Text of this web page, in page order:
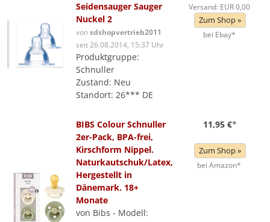
Seidensauger Sauger
Nuckel 2
vonsdshopvertrieb2011
seit 26.08.2014, 15:37 Uhr
Produktgruppe:
Schnuller
Zustand: Neu
Standort: 26*** DE
Versand: EUR 0,00
Zum Shop »
bei Ebay*
BIBS Colour Schnuller
2er-Pack, BPA-frei,
Kirschform Nippel.
Naturkautschuk/Latex,
Hergestellt in
Dänemark. 18+
Monate
von Bibs - Modell:
11,95 €*
Zum Shop »
bei Amazon*